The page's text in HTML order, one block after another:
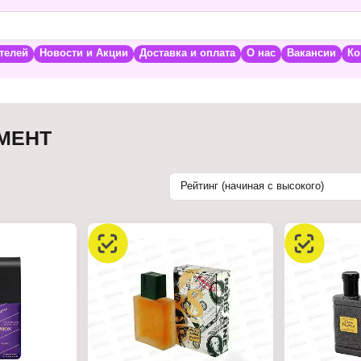
Новости и Акции Доставка и оплата О нас Вакансии
Рейтинг (начиная с высокого)